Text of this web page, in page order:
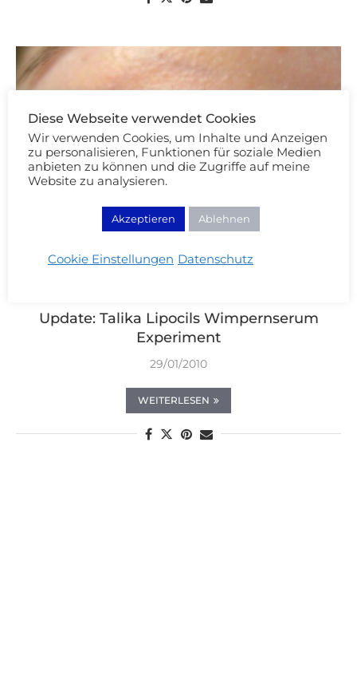
Update: Talika Lipocils Wimpernserum
Experiment
29/01/2010
WEITERLESEN
Diese Webseite verwendet Cookies
Wir verwenden Cookies, um Inhalte und Anzeigen
zu personalisieren, Funktionen für soziale Medien
anbieten zu können und die Zugriffe auf meine
Website zu analysieren.
Akzeptieren Ablehnen
Cookie Einstellungen Datenschutz